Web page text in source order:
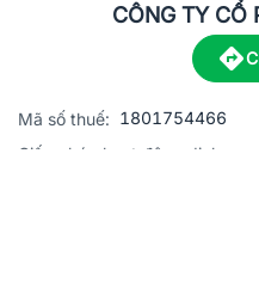
CÔNG TY CỔ
Mã số thuế: 1801754466
Giấy phép hoạt động dịch vụ